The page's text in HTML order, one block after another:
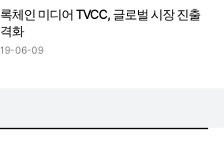
체인 미디어 TVCC, 글로벌 시장 진출
화
06-09